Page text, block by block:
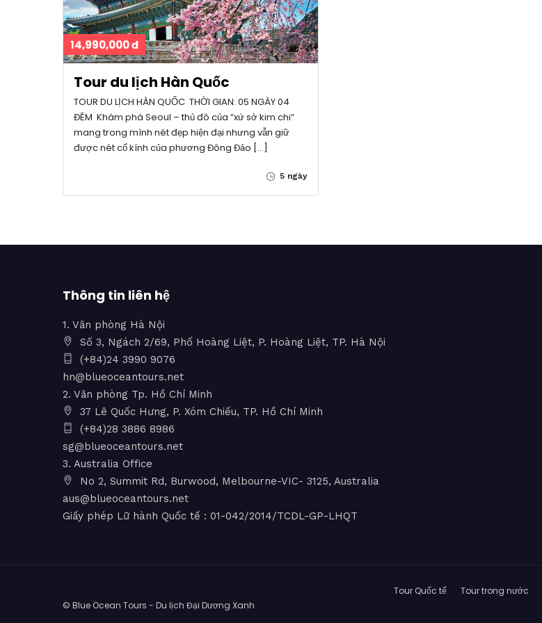
14,990,000 đ
Tour du lịch Hàn Quốc
TOUR DU LỊCH HÀN QUỐC THỜI GIAN: 05 NGÀY 04
ĐÊM Khám phá Seoul – thủ đô của “xứ sở kim chi”
mang trong mình nét đẹp hiện đại nhưng vẫn giữ
được nét cổ kính của phương Đông Đảo […]
5 ngày
Thông tin liên hệ
1. Văn phòng Hà Nội
Số 3, Ngách 2/69, Phố Hoàng Liệt, P. Hoàng Liệt, TP. Hà Nội
(+84)24 3990 9076
hn@blueoceantours.net
2. Văn phòng Tp. Hồ Chí Minh
37 Lê Quốc Hưng, P. Xóm Chiếu, TP. Hồ Chí Minh
(+84)28 3886 8986
sg@blueoceantours.net
3. Australia Office
No 2, Summit Rd, Burwood, Melbourne-VIC- 3125, Australia
aus@blueoceantours.net
Giấy phép Lữ hành Quốc tế : 01-042/2014/TCDL-GP-LHQT
Tour Quốc tế Tour trong nước
© Blue Ocean Tours - Du lịch Đại Dương Xanh